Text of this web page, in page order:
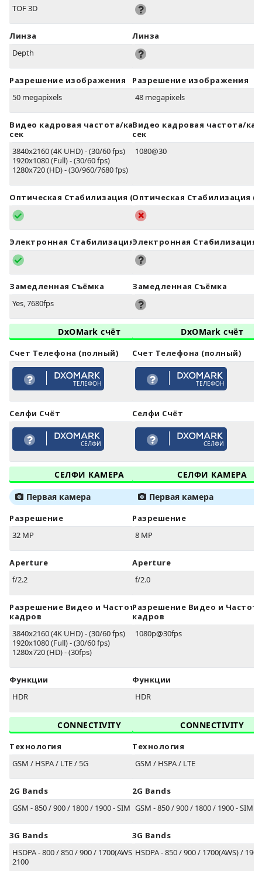
TOF 3D
Линза
Depth
Разрешение изображения
50 megapixels
Видео кадровая частота/кадров в
сек
3840x2160 (4K UHD) - (30/60 fps)
1920x1080 (Full) - (30/60 fps)
1280x720 (HD) - (30/960/7680 fps)
Оптическая Стабилизация (OIS)
Электронная Стабилизация (EIS)
Замедленная Съёмка
Yes, 7680fps
DxOMark счёт
Счет Телефона (полный)
ТЕЛЕФОН
Селфи Счёт
СЕЛФИ
СЕЛФИ КАМЕРА
Первая камера
Разрешение
32 MP
Aperture
f/2.2
Разрешение Видео и Частота
кадров
3840x2160 (4K UHD) - (30/60 fps)
1920x1080 (Full) - (30/60 fps)
1280x720 (HD) - (30fps)
Функции
HDR
CONNECTIVITY
Технология
GSM / HSPA / LTE / 5G
2G Bands
GSM - 850 / 900 / 1800 / 1900 - SIM 1 & SIM 2
3G Bands
HSDPA - 800 / 850 / 900 / 1700(AWS) / 1900 /
2100
Линза
Разрешение изображения
48 megapixels
Видео кадровая частота/
сек
1080@30
Оптическая Стабилизация
Электронная Стабилизация
Замедленная Съёмка
DxOMark счёт
Счет Телефона (полный)
ТЕЛЕФОН
Селфи Счёт
СЕЛФИ
СЕЛФИ КАМЕРА
Первая камера
Разрешение
8 MP
Aperture
f/2.0
Разрешение Видео и Частота
кадров
1080p@30fps
Функции
HDR
CONNECTIVITY
Технология
GSM / HSPA / LTE
2G Bands
GSM - 850 / 900 / 1800 / 1900 - SIM 1
3G Bands
HSDPA - 850 / 900 / 1700(AWS) /